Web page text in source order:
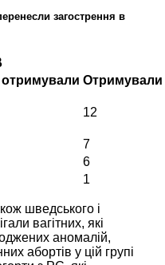
загострення в
отримували Отримували
12
7
6
1
шведського і
вагітних, які
аномалій,
абортів у цій групі